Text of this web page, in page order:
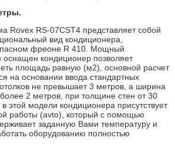
Rovex RS-07CST4 представляет собой
вид кондиционера,
фреоне R 410. Мощный
оснащен кондиционер позволяет
площадь равную (м2), основной расчет
на основании ввода стандартных
не превышает 3 метров, а ширина
2 метров, при толщине стен от 30
этой модели кондиционера присутствует
работы (avto), который с помощью
заданную Вами температуру и
оборудованию полностью